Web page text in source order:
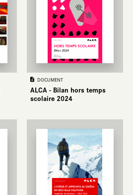
DOCUMENT
ALCA - Bilan hors temps
scolaire 2024